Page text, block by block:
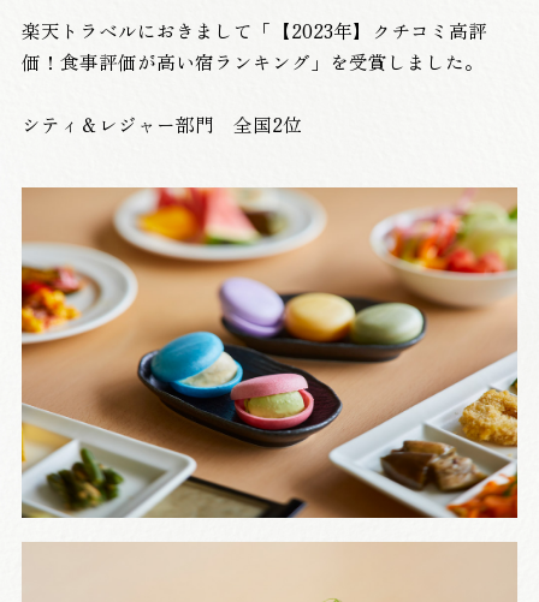
楽天トラベルにおきまして「【2023年】クチコミ高評
価！食事評価が高い宿ランキング」を受賞しました。
シティ＆レジャー部門 全国2位